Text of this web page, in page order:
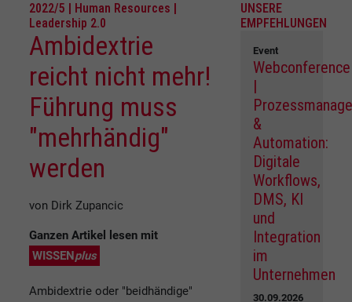
2022/5 | Human Resources |
Leadership 2.0
Ambidextrie
reicht nicht mehr!
Führung muss
"mehrhändig"
werden
von Dirk Zupancic
Ganzen Artikel lesen mit
WISSENplus
Ambidextrie oder "beidhändige"
UNSERE
EMPFEHLUNGEN
Event
Webconference
|
&
Automation:
Digitale
Workflows,
DMS, KI
und
Integration
im
Unternehmen
30.09.2026